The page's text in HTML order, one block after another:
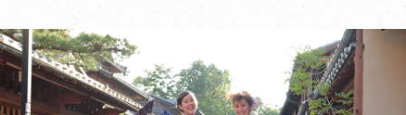
ロ
ケ
撮
影：
メ